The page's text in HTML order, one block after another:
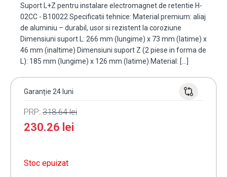
Suport L+Z pentru instalare electromagnet de retentie H-
02CC - B10022 Specificatii tehnice: Material premium: aliaj
de aluminiu – durabil, usor si rezistent la coroziune
Dimensiuni suport L: 266 mm (lungime) x 73 mm (latime) x
46 mm (inaltime) Dimensiuni suport Z (2 piese in forma de
L): 185 mm (lungime) x 126 mm (latime) Material: […]
Garanție 24 luni
PRP: 318.64lei
230.26 lei
Stoc epuizat